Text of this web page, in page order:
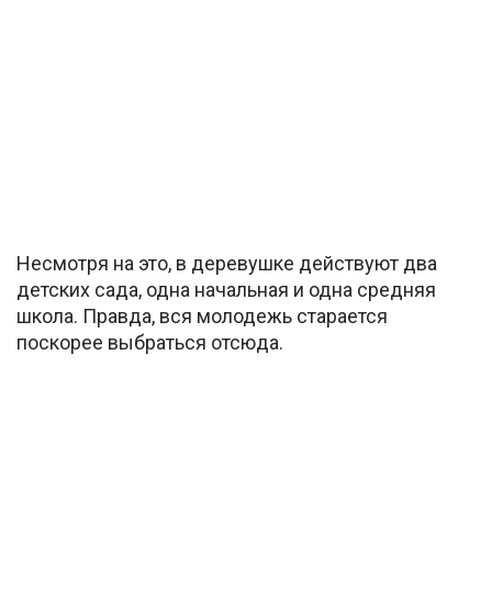
Несмотря на это, в деревушке действуют два
детских сада, одна начальная и одна средняя
школа. Правда, вся молодежь старается
поскорее выбраться отсюда.